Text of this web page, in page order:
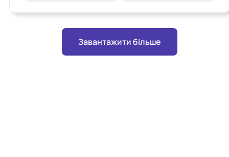
Завантажити більше